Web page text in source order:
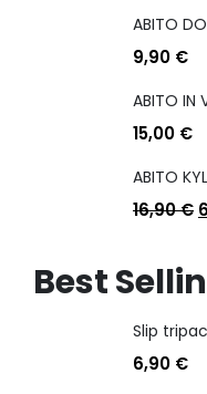
ABITO
9,90 €
ABITO IN
15,00 €
ABITO
16,90€
Best
6,90 €